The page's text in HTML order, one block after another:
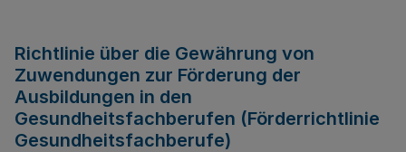
Richtlinie über die Gewährung von
Zuwendungen zur Förderung der
Ausbildungen in den
Gesundheitsfachberufen (Förderrichtlinie
Gesundheitsfachberufe)